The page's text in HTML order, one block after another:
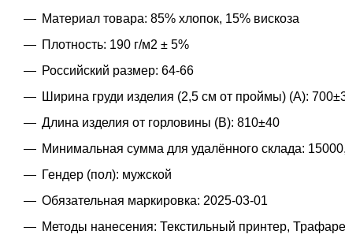
Материал товара: 85% хлопок, 15% вискоза
Плотность: 190 г/м2 ± 5%
Российский размер: 64-66
Ширина груди изделия (2,5 см от проймы) (A):
Длина изделия от горловины (B): 810±40
Минимальная сумма для удалённого склада:
Гендер (пол): мужской
Обязательная маркировка: 2025-03-01
Методы нанесения: Текстильный принтер,